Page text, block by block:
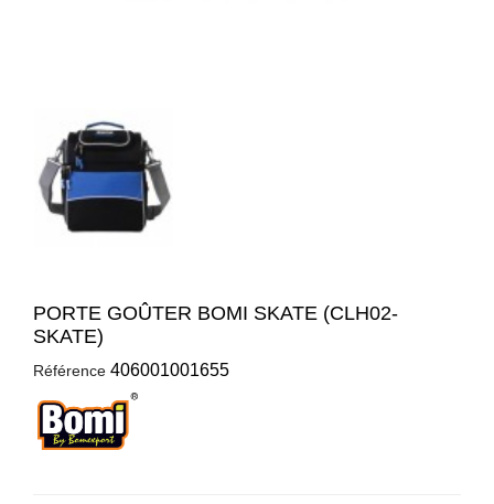
PORTE GOÛTER BOMI SKATE (CLH02-
SKATE)
Référence 406001001655